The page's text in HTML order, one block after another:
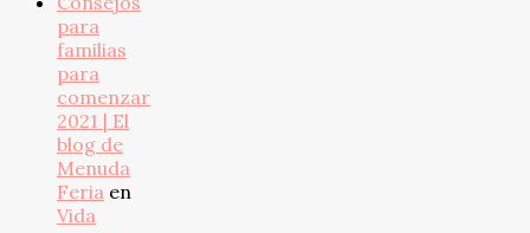
para
familias
para
comenzar
2021 | El
blog de
Menuda
Feria en
Vida